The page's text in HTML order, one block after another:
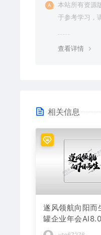
本站所有资源
于参考学习，
查看详情
相关信息
遂风领航向阳而
罐企业年会
光打标文件通用